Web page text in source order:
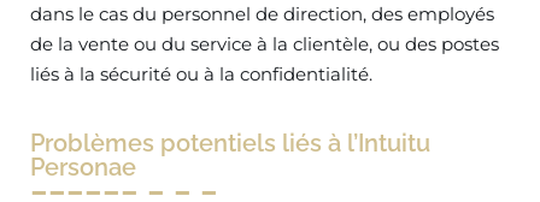
dans le cas du personnel de direction, des employés
de la vente ou du service à la clientèle, ou des postes
liés à la sécurité ou à la confidentialité.
Problèmes potentiels liés à l’Intuitu
Personae